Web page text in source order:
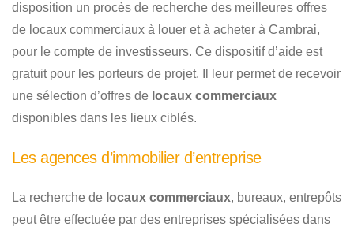
disposition un procès de recherche des meilleures offres
de locaux commerciaux à louer et à acheter à Cambrai,
pour le compte de investisseurs. Ce dispositif d’aide est
gratuit pour les porteurs de projet. Il leur permet de recevoir
une sélection d’offres de locaux commerciaux
disponibles dans les lieux ciblés.
Les agences d’immobilier d’entreprise
La recherche de locaux commerciaux, bureaux, entrepôts
peut être effectuée par des entreprises spécialisées dans